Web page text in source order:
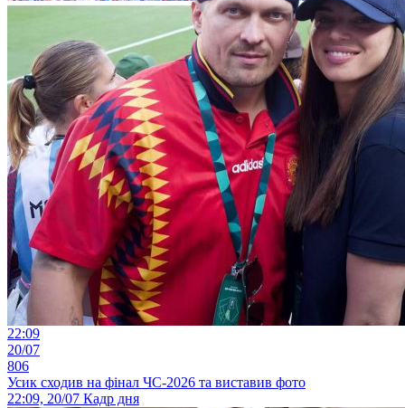
22:09
20/07
806
Усик сходив на фінал ЧС-2026 та виставив фото
22:09, 20/07 Кадр дня